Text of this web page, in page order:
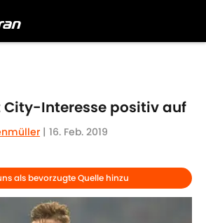
City-Interesse positiv auf
| 16. Feb. 2019
als bevorzugte Quelle hinzu